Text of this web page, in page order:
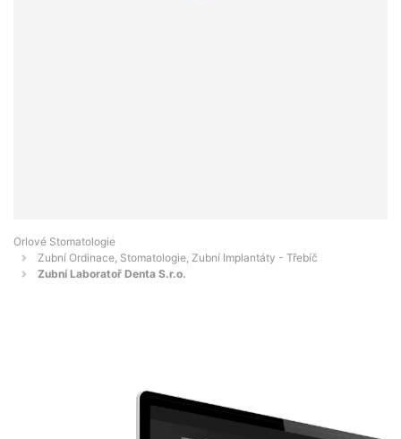
Orlové Stomatologie
Zubní Ordinace, Stomatologie, Zubní Implantáty - Třebíč
Zubní Laboratoř Denta S.r.o.